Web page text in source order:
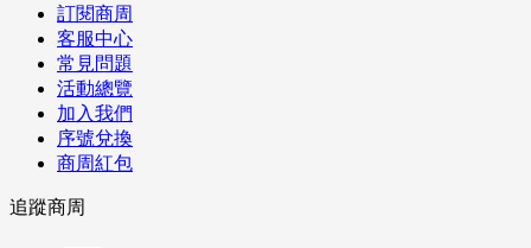
訂閱商周
客服中心
常見問題
活動總覽
加入我們
序號兌換
商周紅包
追蹤商周